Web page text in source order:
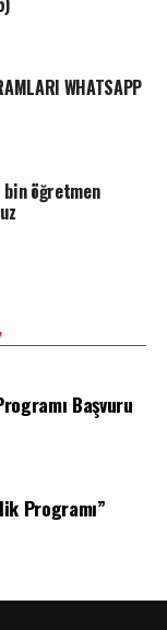
WHATSAPP
bin öğretmen
Başvuru
Programı”